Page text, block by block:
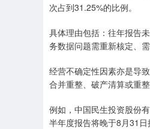
次占到31.25%的比例。
具体理由包括：往年报告
务数据问题需重新核定、
经营不确定性因素亦是导
合并重整、破产清算或重
例如，中国民生投资股份
半年度报告将晚于8月31